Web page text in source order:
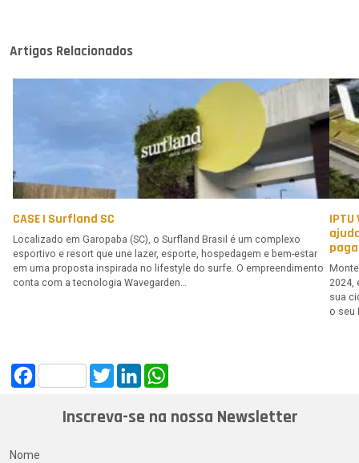
Artigos Relacionados
CASE | Surfland SC
Localizado em Garopaba (SC), o Surfland Brasil é um complexo
esportivo e resort que une lazer, esporte, hospedagem e bem-estar
em uma proposta inspirada no lifestyle do surfe. O empreendimento
conta com a tecnologia Wavegarden…
2024,
sua
o seu
Facebook TwitterLinkedIn
Inscreva-se na nossa Newsletter
Nome